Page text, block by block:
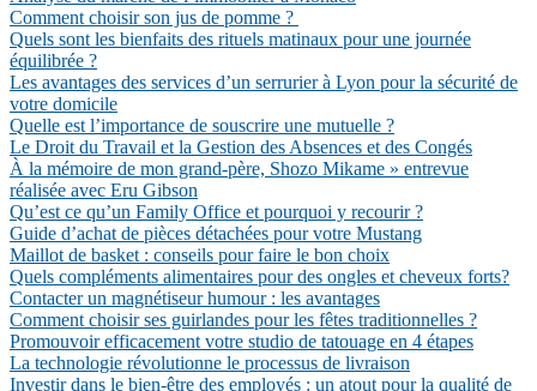
Comment choisir son jus de pomme ?
Quels sont les bienfaits des rituels matinaux pour une journée
équilibrée ?
Les avantages des services d’un serrurier à Lyon pour la sécurité de
votre domicile
Quelle est l’importance de souscrire une mutuelle ?
Le Droit du Travail et la Gestion des Absences et des Congés
À la mémoire de mon grand-père, Shozo Mikame » entrevue
réalisée avec Eru Gibson
Qu’est ce qu’un Family Office et pourquoi y recourir ?
Guide d’achat de pièces détachées pour votre Mustang
Maillot de basket : conseils pour faire le bon choix
Quels compléments alimentaires pour des ongles et cheveux forts?
Contacter un magnétiseur humour : les avantages
Comment choisir ses guirlandes pour les fêtes traditionnelles ?
Promouvoir efficacement votre studio de tatouage en 4 étapes
La technologie révolutionne le processus de livraison
Investir dans le bien-être des employés : un atout pour la qualité de